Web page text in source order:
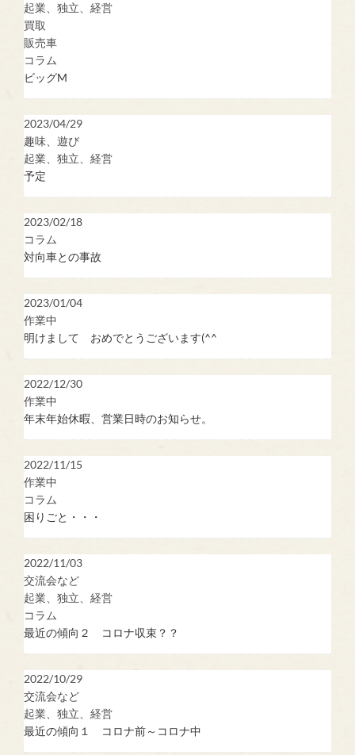
起業、独立、経営
買取
販売車
コラム
ビッグM
2023/04/29
趣味、遊び
起業、独立、経営
予定
2023/02/18
コラム
対向車との事故
2023/01/04
作業中
明けまして おめでとうございます(^^
2022/12/30
作業中
年末年始休暇、営業日時のお知らせ。
2022/11/15
作業中
コラム
困りごと・・・
2022/11/03
交流会など
起業、独立、経営
コラム
最近の傾向２ コロナ収束？？
2022/10/29
交流会など
起業、独立、経営
最近の傾向１ コロナ前～コロナ中